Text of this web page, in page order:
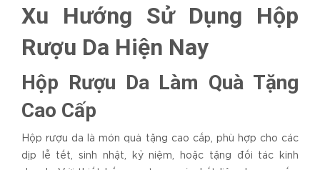
Xu Hướng Sử Dụng Hộp
Rượu Da Hiện Nay
Hộp Rượu Da Làm Quà Tặng
Cao Cấp
Hộp rượu da là món quà tặng cao cấp, phù hợp cho các
dịp lễ tết, sinh nhật, kỷ niệm, hoặc tặng đối tác kinh